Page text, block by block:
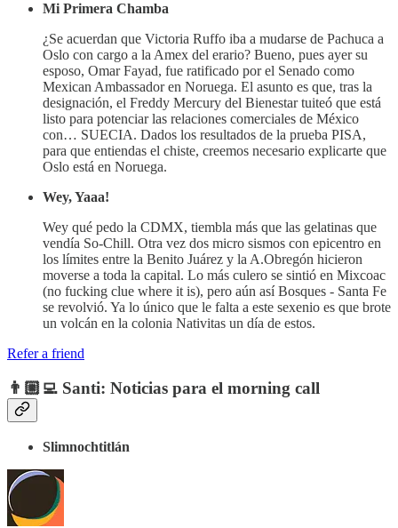
Mi Primera Chamba
¿Se acuerdan que Victoria Ruffo iba a mudarse de Pachuca a
Oslo con cargo a la Amex del erario? Bueno, pues ayer su
esposo, Omar Fayad, fue ratificado por el Senado como
Mexican Ambassador en Noruega. El asunto es que, tras la
designación, el Freddy Mercury del Bienestar tuiteó que está
listo para potenciar las relaciones comerciales de México
con… SUECIA. Dados los resultados de la prueba PISA,
para que entiendas el chiste, creemos necesario explicarte que
Oslo está en Noruega.
Wey, Yaaa!
Wey qué pedo la CDMX, tiembla más que las gelatinas que
vendía So-Chill. Otra vez dos micro sismos con epicentro en
los límites entre la Benito Juárez y la A.Obregón hicieron
moverse a toda la capital. Lo más culero se sintió en Mixcoac
(no fucking clue where it is), pero aún así Bosques - Santa Fe
se revolvió. Ya lo único que le falta a este sexenio es que brote
un volcán en la colonia Nativitas un día de estos.
Refer a friend
👨🏼‍💻 Santi: Noticias para el morning call
Slimnochtitlán